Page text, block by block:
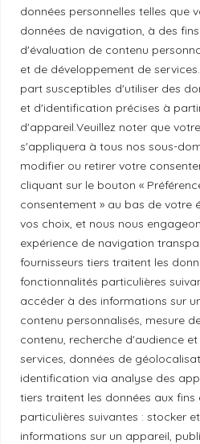
données personnelles telles que
données de navigation, à des
d'évaluation de contenu
et de développement de
part susceptibles d'utiliser des
et d'identification précises à
d'appareil.Veuillez noter que
s'appliquera à tous nos sous-
modifier ou retirer votre
cliquant sur le bouton «
consentement » au bas de votre
vos choix, et nous nous
expérience de navigation
fournisseurs tiers traitent les
fonctionnalités particulières
accéder à des informations sur
contenu personnalisés, mesure
contenu, recherche d'audience
services, données de
identification via analyse des
tiers traitent les données aux
particulières suivantes : stocker
informations sur un appareil,
Mentions légales
Politique de confidentialité
Principes de publication
Politique de correction
Politique de diversité
Politique éthique
Reconnaissance du
Local Market, marque portée
Chats Gourmets Ltd. tient à